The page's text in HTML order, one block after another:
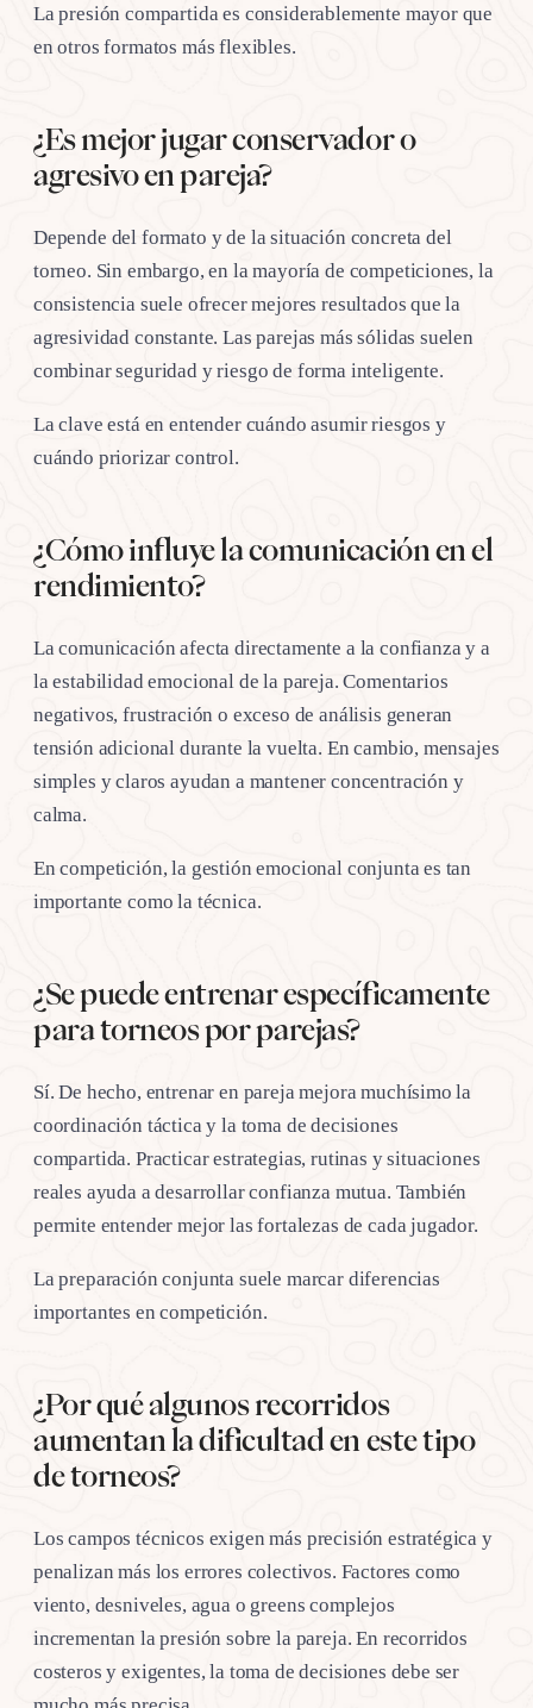
La presión compartida es considerablemente mayor que
en otros formatos más flexibles.
¿Es mejor jugar conservador o
agresivo en pareja?
Depende del formato y de la situación concreta del
torneo. Sin embargo, en la mayoría de competiciones, la
consistencia suele ofrecer mejores resultados que la
agresividad constante. Las parejas más sólidas suelen
combinar seguridad y riesgo de forma inteligente.
La clave está en entender cuándo asumir riesgos y
cuándo priorizar control.
¿Cómo influye la comunicación en el
rendimiento?
La comunicación afecta directamente a la confianza y a
la estabilidad emocional de la pareja. Comentarios
negativos, frustración o exceso de análisis generan
tensión adicional durante la vuelta. En cambio, mensajes
simples y claros ayudan a mantener concentración y
calma.
En competición, la gestión emocional conjunta es tan
importante como la técnica.
¿Se puede entrenar específicamente
para torneos por parejas?
Sí. De hecho, entrenar en pareja mejora muchísimo la
coordinación táctica y la toma de decisiones
compartida. Practicar estrategias, rutinas y situaciones
reales ayuda a desarrollar confianza mutua. También
permite entender mejor las fortalezas de cada jugador.
La preparación conjunta suele marcar diferencias
importantes en competición.
¿Por qué algunos recorridos
aumentan la dificultad en este tipo
de torneos?
Los campos técnicos exigen más precisión estratégica y
penalizan más los errores colectivos. Factores como
viento, desniveles, agua o greens complejos
incrementan la presión sobre la pareja. En recorridos
costeros y exigentes, la toma de decisiones debe ser